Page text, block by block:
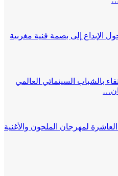
الإبداع إلى بصمة فنية مغربية
بالشباب السينمائي العالمي
لمهرجان الملحون والأغنية